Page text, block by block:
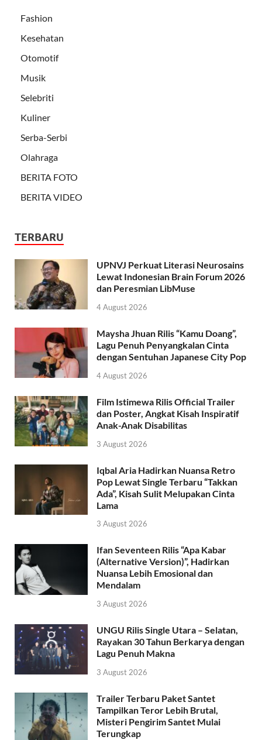
Fashion
Kesehatan
Otomotif
Musik
Selebriti
Kuliner
Serba-Serbi
Olahraga
BERITA FOTO
BERITA VIDEO
TERBARU
UPNVJ Perkuat Literasi Neurosains
Lewat Indonesian Brain Forum 2026
dan Peresmian LibMuse
4 August 2026
Maysha Jhuan Rilis “Kamu Doang”,
Lagu Penuh Penyangkalan Cinta
dengan Sentuhan Japanese City Pop
4 August 2026
Film Istimewa Rilis Official Trailer
dan Poster, Angkat Kisah Inspiratif
Anak-Anak Disabilitas
3 August 2026
Iqbal Aria Hadirkan Nuansa Retro
Pop Lewat Single Terbaru “Takkan
Ada”, Kisah Sulit Melupakan Cinta
Lama
3 August 2026
Ifan Seventeen Rilis “Apa Kabar
(Alternative Version)”, Hadirkan
Nuansa Lebih Emosional dan
Mendalam
3 August 2026
UNGU Rilis Single Utara – Selatan,
Rayakan 30 Tahun Berkarya dengan
Lagu Penuh Makna
3 August 2026
Trailer Terbaru Paket Santet
Tampilkan Teror Lebih Brutal,
Misteri Pengirim Santet Mulai
Terungkap